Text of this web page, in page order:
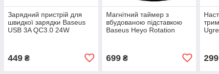
Зарядний пристрій для
швидкої зарядки Baseus
USB 3A QC3.0 24W
449 ₴
Магнітний таймер з
вбудованою підставкою
Baseus Heyo Rotation
699₴ 299